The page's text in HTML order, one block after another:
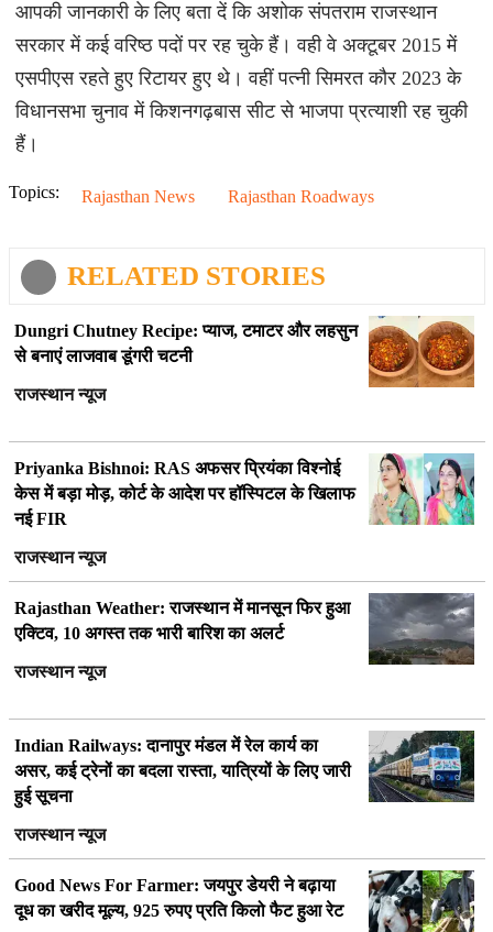
आपकी जानकारी के लिए बता दें कि अशोक संपतराम राजस्थान
सरकार में कई वरिष्ठ पदों पर रह चुके हैं। वही वे अक्टूबर 2015 में
एसपीएस रहते हुए रिटायर हुए थे। वहीं पत्नी सिमरत कौर 2023 के
विधानसभा चुनाव में किशनगढ़बास सीट से भाजपा प्रत्याशी रह चुकी
हैं।
Topics: Rajasthan News Rajasthan Roadways
RELATED STORIES
Dungri Chutney Recipe: प्याज, टमाटर और लहसुन
से बनाएं लाजवाब डूंगरी चटनी
राजस्थान न्यूज
Priyanka Bishnoi: RAS अफसर प्रियंका विश्नोई
केस में बड़ा मोड़, कोर्ट के आदेश पर हॉस्पिटल के खिलाफ
नई FIR
राजस्थान न्यूज
Rajasthan Weather: राजस्थान में मानसून फिर हुआ
एक्टिव, 10 अगस्त तक भारी बारिश का अलर्ट
राजस्थान न्यूज
Indian Railways: दानापुर मंडल में रेल कार्य का
असर, कई ट्रेनों का बदला रास्ता, यात्रियों के लिए जारी
हुई सूचना
राजस्थान न्यूज
Good News For Farmer: जयपुर डेयरी ने बढ़ाया
दूध का खरीद मूल्य, 925 रुपए प्रति किलो फैट हुआ रेट